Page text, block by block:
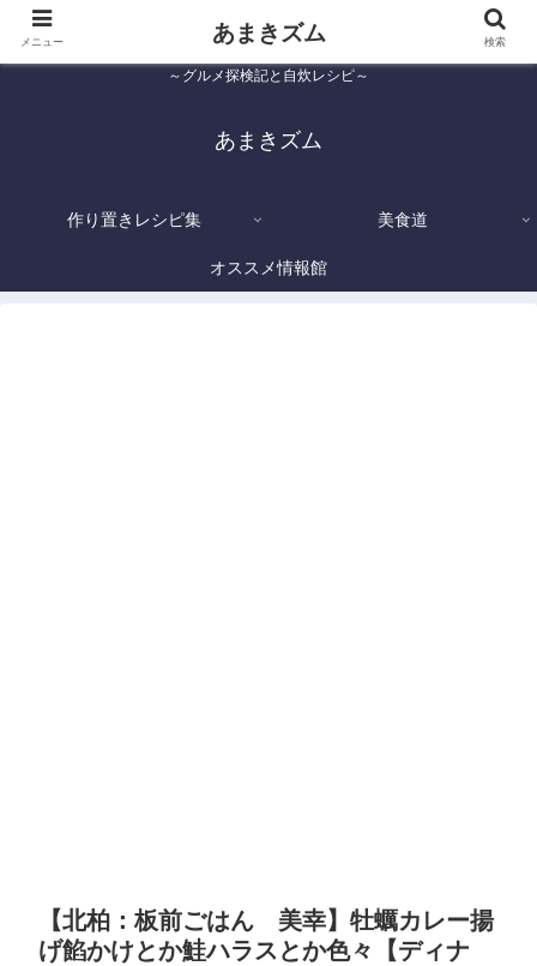
～グルメ探検記と自炊レシピ～
あまきズム
作り置きレシピ集 美食道
オススメ情報館
【北柏：板前ごはん 美幸】牡蠣カレー揚
げ餡かけとか鮭ハラスとか色々【ディナ
メニュー あまきズム 検索